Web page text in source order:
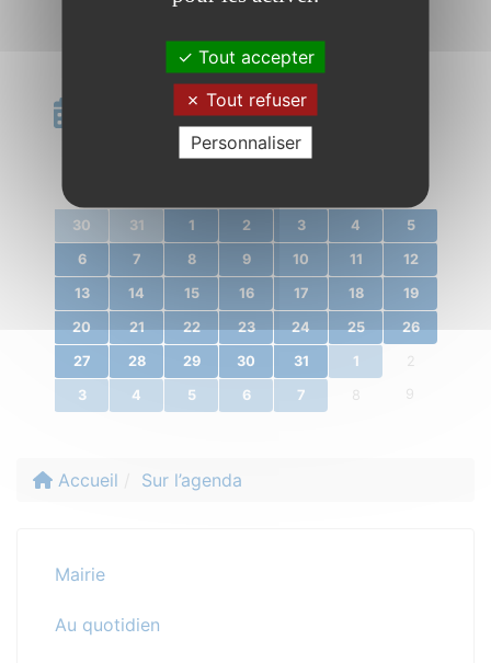
Calendrier
janvier 2020
30 31 1 2 3 4 5
6 7 8 9 10 11 12
13 14 15 16 17 18 19
20 21 22 23 24 25 26
27 28 29 30 31 1 2
3 4 5 6 7 8 9
Accueil Sur l’agenda
Mairie
Au quotidien
Tout accepter
Tout refuser
Personnaliser